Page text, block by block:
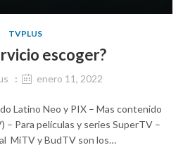
TVPLUS
escoger?
enero 11, 2022
Latino Neo y PIX – Mas contenido
– Para películas y series SuperTV –
MiTV y BudTV son los…